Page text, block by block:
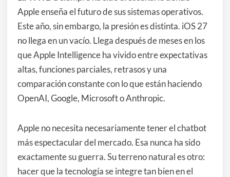
Apple enseña el futuro de sus sistemas operativos.
Este año, sin embargo, la presión es distinta. iOS 27
no llega en un vacío. Llega después de meses en los
que Apple Intelligence ha vivido entre expectativas
altas, funciones parciales, retrasos y una
comparación constante con lo que están haciendo
OpenAI, Google, Microsoft o Anthropic.
Apple no necesita necesariamente tener el chatbot
más espectacular del mercado. Esa nunca ha sido
exactamente su guerra. Su terreno natural es otro:
hacer que la tecnología se integre tan bien en el